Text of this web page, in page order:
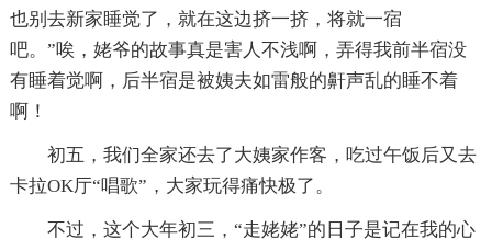
也别去新家睡觉了，就在这边挤一挤，将就一宿
吧。”唉，姥爷的故事真是害人不浅啊，弄得我前半宿没
有睡着觉啊，后半宿是被姨夫如雷般的鼾声乱的睡不着
啊！
初五，我们全家还去了大姨家作客，吃过午饭后又去
卡拉OK厅“唱歌”，大家玩得痛快极了。
不过，这个大年初三，“走姥姥”的日子是记在我的心